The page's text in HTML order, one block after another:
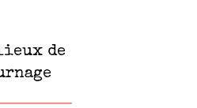
de